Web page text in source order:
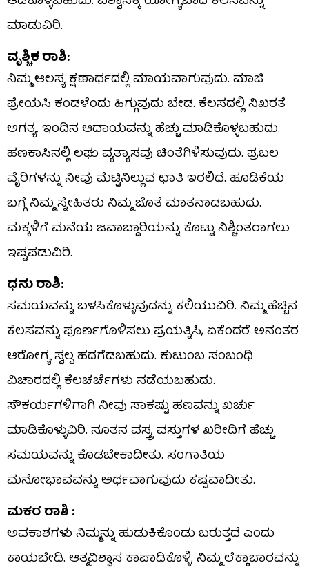
ಮಾಡುವಿರಿ.
ವೃಶ್ಚಿಕ ರಾಶಿ:
ನಿಮ್ಮ ಆಲಸ್ಯ ಕ್ಷಣಾರ್ಧದಲ್ಲಿ ಮಾಯವಾಗುವುದು. ಮಾಜಿ
ಪ್ರೇಯಸಿ ಕಂಡಳೆಂದು ಹಿಗ್ಗುವುದು ಬೇಡ. ಕೆಲಸದಲ್ಲಿ ನಿಖರತೆ
ಅಗತ್ಯ. ಇಂದಿನ ಆದಾಯವನ್ನು ಹೆಚ್ಚು ಮಾಡಿಕೊಳ್ಳಬಹುದು.
ಹಣಕಾಸಿನಲ್ಲಿ ಲಘು ವ್ಯತ್ಯಾಸವು ಚಿಂತೆಗಿಳಿಸುವುದು. ಪ್ರಬಲ
ವೈರಿಗಳನ್ನು ನೀವು ಮೆಟ್ಟಿನಿಲ್ಲುವ ಛಾತಿ ಇರಲಿದೆ. ಹೂಡಿಕೆಯ
ಬಗ್ಗೆ ನಿಮ್ಮ ಸ್ನೇಹಿತರು ನಿಮ್ಮ ಜೊತೆ ಮಾತನಾಡಬಹುದು.
ಮಕ್ಕಳಿಗೆ ಮನೆಯ ಜವಾಬ್ದಾರಿಯನ್ನು ಕೊಟ್ಟು ನಿಶ್ಚಿಂತರಾಗಲು
ಇಷ್ಟಪಡುವಿರಿ.
ಧನು ರಾಶಿ:
ಸಮಯವನ್ನು ಬಳಸಿಕೊಳ್ಳುವುದನ್ನು ಕಲಿಯುವಿರಿ. ನಿಮ್ಮ ಹೆಚ್ಚಿನ
ಕೆಲಸವನ್ನು ಪೂರ್ಣಗೊಳಿಸಲು ಪ್ರಯತ್ನಿಸಿ, ಏಕೆಂದರೆ ಅನಂತರ
ಆರೋಗ್ಯ ಸ್ವಲ್ಪ ಹದಗೆಡಬಹುದು. ಕುಟುಂಬ ಸಂಬಂಧಿ
ವಿಚಾರದಲ್ಲಿ ಕೆಲಚರ್ಚೆಗಳು ನಡೆಯಬಹುದು.
ಸೌಕರ್ಯಗಳಿಗಾಗಿ ನೀವು ಸಾಕಷ್ಟು ಹಣವನ್ನು ಖರ್ಚು
ಮಾಡಿಕೊಳ್ಳುವಿರಿ. ನೂತನ ವಸ್ತ್ರ, ವಸ್ತುಗಳ ಖರೀದಿಗೆ ಹೆಚ್ಚು
ಸಮಯವನ್ನು ಕೊಡಬೇಕಾದೀತು. ಸಂಗಾತಿಯ
ಮನೋಭಾವವನ್ನು ಅರ್ಥವಾಗುವುದು ಕಷ್ಟವಾದೀತು.
ಮಕರ ರಾಶಿ :
ಅವಕಾಶಗಳು ನಿಮ್ಮನ್ನು ಹುಡುಕಿಕೊಂಡು ಬರುತ್ತದೆ ಎಂದು
ಕಾಯಬೇಡಿ. ಆತ್ಮವಿಶ್ವಾಸ ಕಾಪಾಡಿಕೊಳ್ಳಿ. ನಿಮ್ಮ ಲೆಕ್ಕಾಚಾರವನ್ನು